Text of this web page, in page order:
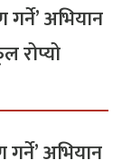
अभियान
रोप्यो